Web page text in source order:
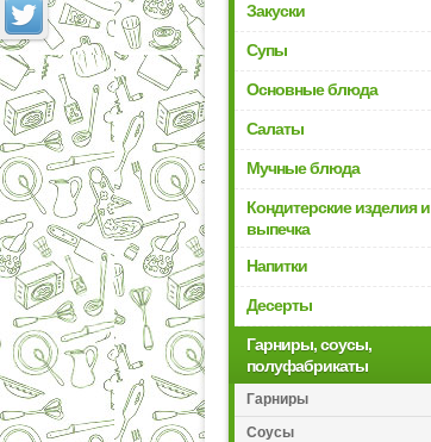
Закуски
Супы
Основные блюда
Салаты
Мучные блюда
Кондитерские изделия и
выпечка
Напитки
Десерты
Гарниры, соусы,
полуфабрикаты
Гарниры
Соусы